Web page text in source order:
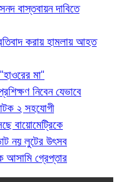
বাস্তবায়ন দাবিতে
করায় হামলায় আহত
মা"
নিবেন যেভাবে
২ সহযোগী
বায়োমেট্রিকে
নয় লুটের উৎসব
আসামি গ্রেপ্তার